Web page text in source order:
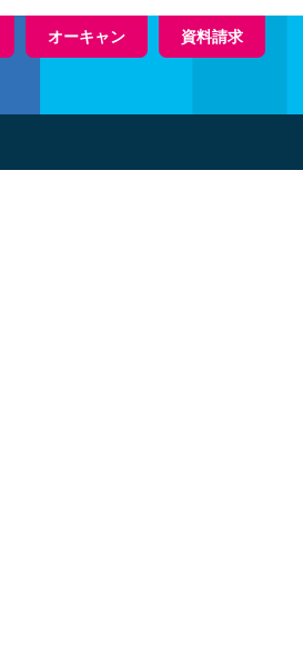
オーキャン 資料請求